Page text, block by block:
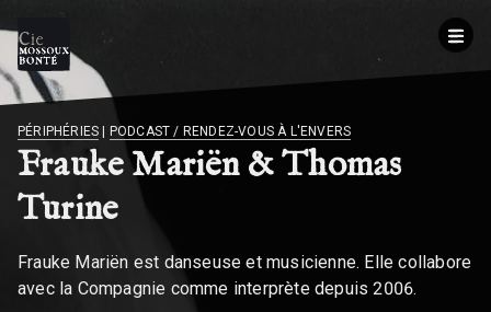
BREADCRUMB
PÉRIPHÉRIES PODCAST / RENDEZ-VOUS À L'ENVERS
Frauke Mariën & Thomas
Turine
Frauke Mariën est danseuse et musicienne. Elle collabore
avec la Compagnie comme interprète depuis 2006.